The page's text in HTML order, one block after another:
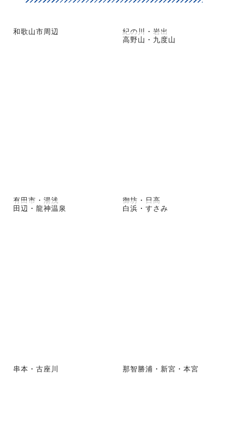
和歌山市周辺
紀の川・岩出
高野山・九度山
有田市・湯浅
御坊・日高
田辺・龍神温泉
白浜・すさみ
串本・古座川 那智勝浦・新宮・本宮